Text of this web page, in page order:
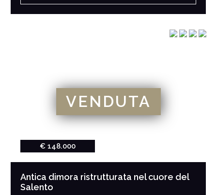
€ 148.000
VENDUTA
Antica dimora ristrutturata nel cuore del
Salento